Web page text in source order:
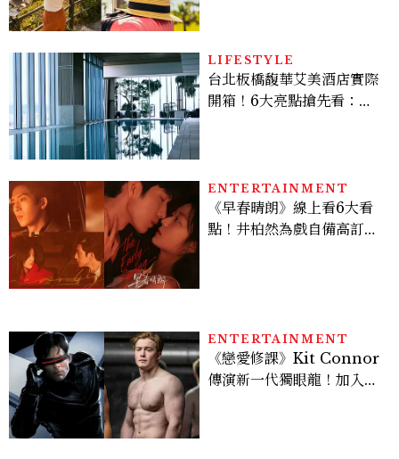
LIFESTYLE
台北板橋馥華艾美酒店實際
開箱！6大亮點搶先看：新
ENTERTAINMENT
《早春晴朗》線上看6大看
點！井柏然為戲自備高訂，
ENTERTAINMENT
《戀愛修課》Kit Connor
傳演新一代獨眼龍！加入新